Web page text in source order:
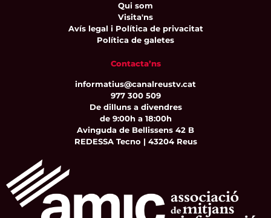
Qui som
Visita'ns
Avís legal i Política de privacitat
Política de galetes
Contacta’ns
informatius@canalreustv.cat
977 300 509
De dilluns a divendres
de 9:00h a 18:00h
Avinguda de Bellissens 42 B
REDESSA Tecno | 43204 Reus